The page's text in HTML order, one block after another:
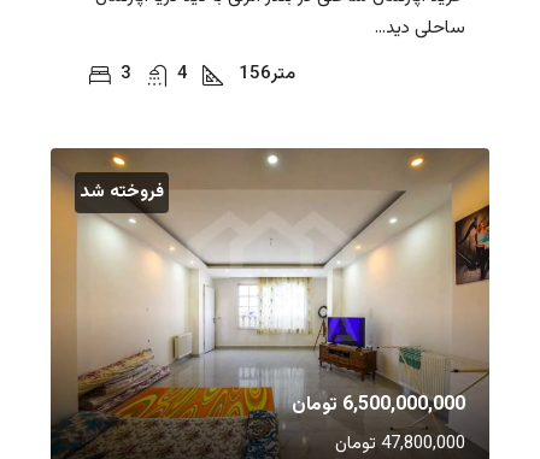
ساحلی دید...
3
4 156متر
فروخته شد
6,500,000,000 تومان
47,800,000 تومان